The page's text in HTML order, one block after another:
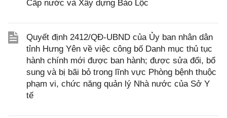
Cấp nước và Xây dựng Bảo Lộc
Quyết định 2412/QĐ-UBND của Ủy ban nhân dân
tỉnh Hưng Yên về việc công bố Danh mục thủ tục
hành chính mới được ban hành; được sửa đổi, bổ
sung và bị bãi bỏ trong lĩnh vực Phòng bệnh thuộc
phạm vi, chức năng quản lý Nhà nước của Sở Y
tế